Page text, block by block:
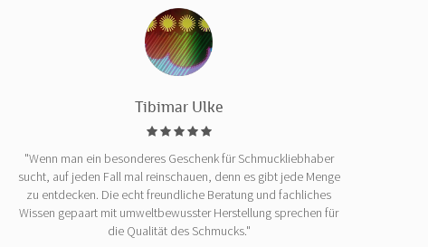
Tibimar Ulke
"Wenn man ein besonderes Geschenk für Schmuckliebhaber
sucht, auf jeden Fall mal reinschauen, denn es gibt jede Menge
zu entdecken. Die echt freundliche Beratung und fachliches
Wissen gepaart mit umweltbewusster Herstellung sprechen für
die Qualität des Schmucks."